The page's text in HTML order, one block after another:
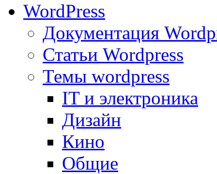
WordPress
Документация
Статьи Wordpress
Темы wordpress
IT и электроника
Дизайн
Кино
Общие